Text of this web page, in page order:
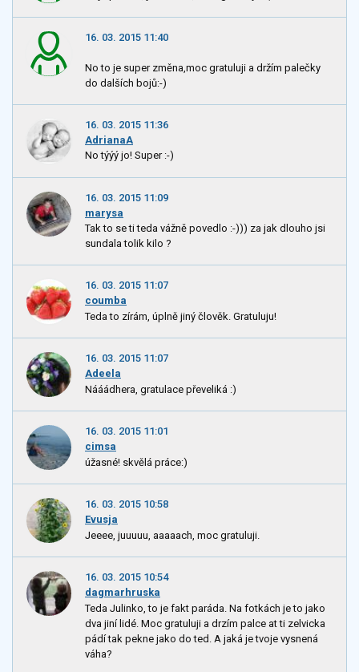
16. 03. 2015 11:40
No to je super změna,moc gratuluji a držím palečky
do dalších bojů:-)
16. 03. 2015 11:36
AdrianaA
No týýý jo! Super :-)
16. 03. 2015 11:09
marysa
Tak to se ti teda vážně povedlo :-))) za jak dlouho jsi
sundala tolik kilo ?
16. 03. 2015 11:07
coumba
Teda to zírám, úplně jiný člověk. Gratuluju!
16. 03. 2015 11:07
Adeela
Nááádhera, gratulace převeliká :)
16. 03. 2015 11:01
cimsa
úžasné! skvělá práce:)
16. 03. 2015 10:58
Evusja
Jeeee, juuuuu, aaaaach, moc gratuluji.
16. 03. 2015 10:54
dagmarhruska
Teda Julinko, to je fakt paráda. Na fotkách je to jako
dva jiní lidé. Moc gratuluji a drzím palce at ti zelvicka
pádí tak pekne jako do ted. A jaká je tvoje vysnená
váha?